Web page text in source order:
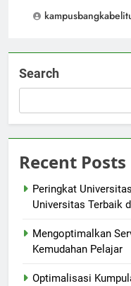
Search
Recent Posts
Peringkat
Universitas Terbaik
Mengoptimalkan
Kemudahan Pelajar
Optimalisasi